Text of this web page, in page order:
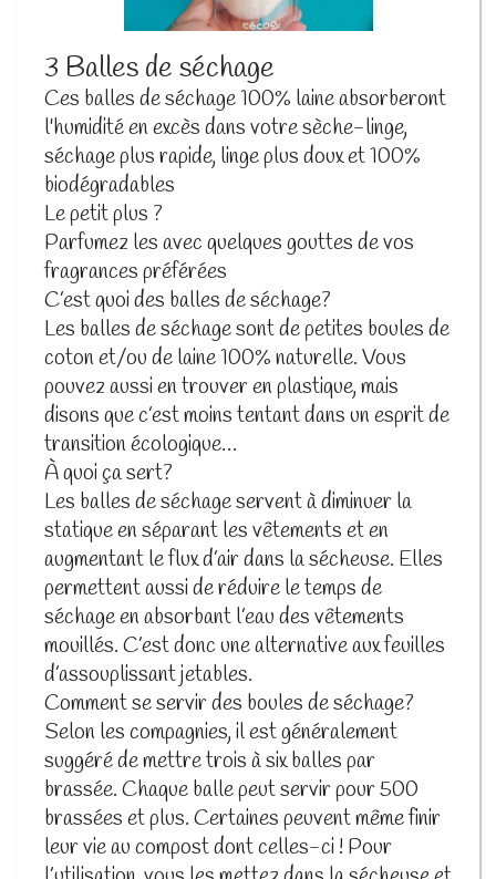
3 Balles de séchage
Ces balles de séchage 100% laine absorberont
l'humidité en excès dans votre sèche-linge,
séchage plus rapide, linge plus doux et 100%
biodégradables
Le petit plus ?
Parfumez les avec quelques gouttes de vos
fragrances préférées
C’est quoi des balles de séchage?
Les balles de séchage sont de petites boules de
coton et/ou de laine 100% naturelle. Vous
pouvez aussi en trouver en plastique, mais
disons que c’est moins tentant dans un esprit de
transition écologique…
À quoi ça sert?
Les balles de séchage servent à diminuer la
statique en séparant les vêtements et en
augmentant le flux d’air dans la sécheuse. Elles
permettent aussi de réduire le temps de
séchage en absorbant l’eau des vêtements
mouillés. C’est donc une alternative aux feuilles
d’assouplissant jetables.
Comment se servir des boules de séchage?
Selon les compagnies, il est généralement
suggéré de mettre trois à six balles par
brassée. Chaque balle peut servir pour 500
brassées et plus. Certaines peuvent même finir
leur vie au compost dont celles-ci ! Pour